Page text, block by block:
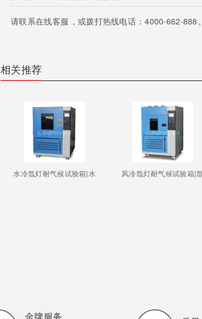
请联系在线客服，或拨打热线电话：4000-662-888。
相关推荐
水冷氙灯耐气候试验箱|水 风冷氙灯耐气候试验箱|
金牌服务